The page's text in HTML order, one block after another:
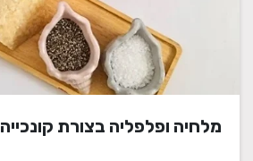
מלחיה ופלפליה בצורת קונכייה